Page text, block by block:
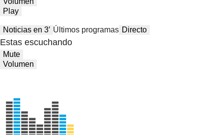
Play
Noticias en 3′ Últimos programas Directo
Estas escuchando
Mute
Volumen